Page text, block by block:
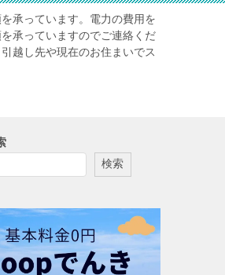
承っています。電力の費用を
承っていますのでご連絡くだ
越し先や現在のお住まいでス
検索